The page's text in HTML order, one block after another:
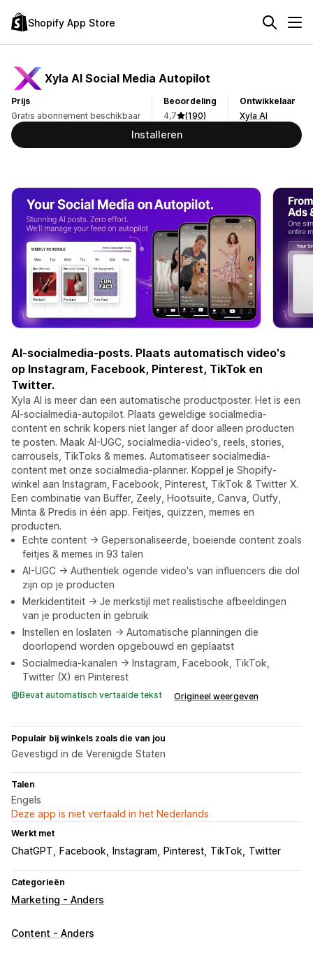
Shopify App Store
Xyla AI Social Media Autopilot
Prijs
Gratis abonnement beschikbaar
Beoordeling
4,7
(190)
Ontwikkelaar
Xyla AI
Installeren
AI-socialmedia-posts. Plaats automatisch video's
op Instagram, Facebook, Pinterest, TikTok en
Twitter.
Xyla AI is meer dan een automatische productposter. Het is een
AI-socialmedia-autopilot. Plaats geweldige socialmedia-
content en schrik kopers niet langer af door alleen producten
te posten. Maak AI-UGC, socialmedia-video's, reels, stories,
carrousels, TikToks & memes. Automatiseer socialmedia-
content met onze socialmedia-planner. Koppel je Shopify-
winkel aan Instagram, Facebook, Pinterest, TikTok & Twitter X.
Een combinatie van Buffer, Zeely, Hootsuite, Canva, Outfy,
Minta & Predis in één app. Feitjes, quizzen, memes en
producten.
Echte content -> Gepersonaliseerde, boeiende content zoals
feitjes & memes in 93 talen
AI-UGC -> Authentiek ogende video's van influencers die dol
zijn op je producten
Merkidentiteit -> Je merkstijl met realistische afbeeldingen
van je producten in gebruik
Instellen en loslaten -> Automatische planningen die
doorlopend worden opgebouwd en geplaatst
Socialmedia-kanalen -> Instagram, Facebook, TikTok,
Twitter (X) en Pinterest
Bevat automatisch vertaalde tekst Origineel weergeven
Populair bij winkels zoals die van jou
Gevestigd in de Verenigde Staten
Talen
Engels
Deze app is niet vertaald in het Nederlands
Werkt met
ChatGPT Facebook Instagram Pinterest TikTok Twitter
Categorieën
Marketing - Anders
Content - Anders